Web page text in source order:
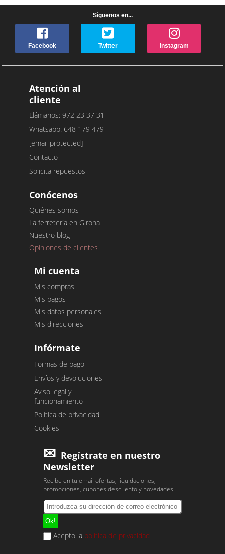
Síguenos en...
Facebook Twitter Instagram
Atención al
cliente
Llámanos: 972 23 37 31
Whatsapp: 648 179 479
[email protected]
Contacto
Solicita repuestos
Conócenos
Quiénes somos
La ferretería en Girona
Nuestro blog
Opiniones de clientes
Mi cuenta
Mis compras
Mis pagos
Mis datos personales
Mis direcciones
Infórmate
Formas de pago
Envíos y devoluciones
Aviso legal y
funcionamiento
Política de privacidad
Cookies
Regístrate en nuestro
Newsletter
Recibe en tu email ofertas, liquidaciones,
promociones, cupones descuento y novedades.
Acepto la política de privacidad